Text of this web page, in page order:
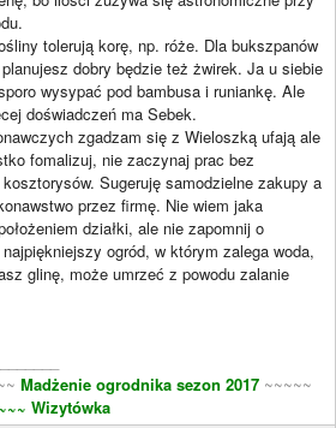
tolerują korę, np. róże. Dla bukszpanów
dobry będzie też żwirek. Ja u siebie
wysypać pod bambusa i runiankę. Ale
doświadczeń ma Sebek.
zgadzam się z Wieloszką ufają ale
fomalizuj, nie zaczynaj prac bez
Sugeruję samodzielne zakupy a
przez firmę. Nie wiem jaka
działki, ale nie zapomnij o
ogród, w którym zalega woda,
glinę, może umrzeć z powodu zalanie
Madżenie ogrodnika sezon 2017 ~~~~~
Wizytówka